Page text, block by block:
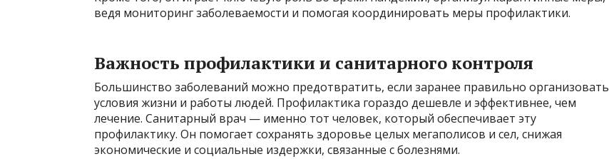
ведя мониторинг заболеваемости и помогая координировать меры профилактики.
Важность профилактики и санитарного контроля
Большинство заболеваний можно предотвратить, если заранее правильно организовать
условия жизни и работы людей. Профилактика гораздо дешевле и эффективнее, чем
лечение. Санитарный врач — именно тот человек, который обеспечивает эту
профилактику. Он помогает сохранять здоровье целых мегаполисов и сел, снижая
экономические и социальные издержки, связанные с болезнями.